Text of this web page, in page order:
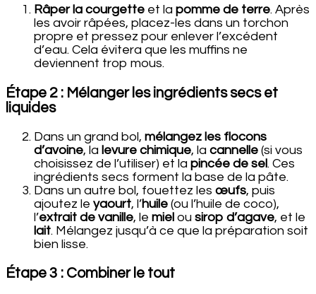
Râper la courgette et la pomme de terre. Après
les avoir râpées, placez-les dans un torchon
propre et pressez pour enlever l’excédent
d’eau. Cela évitera que les muffins ne
deviennent trop mous.
Étape 2 : Mélanger les ingrédients secs et
liquides
Dans un grand bol, mélangez les flocons
d’avoine, la levure chimique, la cannelle (si vous
choisissez de l’utiliser) et la pincée de sel. Ces
ingrédients secs forment la base de la pâte.
Dans un autre bol, fouettez les œufs, puis
ajoutez le yaourt, l’huile (ou l’huile de coco),
l’extrait de vanille, le miel ou sirop d’agave, et le
lait. Mélangez jusqu’à ce que la préparation soit
bien lisse.
Étape 3 : Combiner le tout